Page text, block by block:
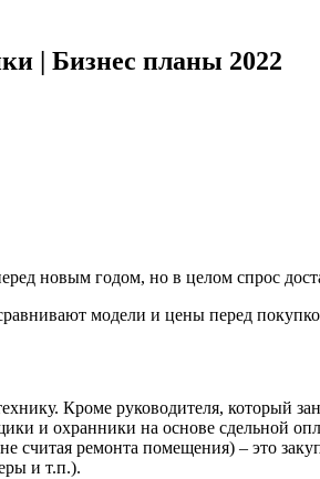
| Бизнес планы 2022
новым годом, но в целом спрос
модели и цены перед
Кроме руководителя, который
и охранники на основе сдельной
ремонта помещения) – это
и т.п.).